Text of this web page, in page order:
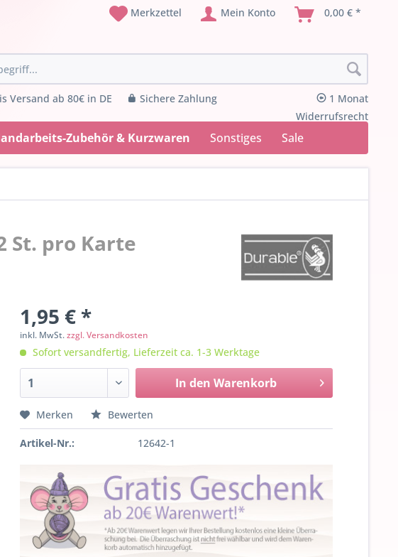
Merkzettel Mein Konto 0,00 € *
Versand ab 80€ in DE Sichere Zahlung
1 Monat
Widerrufsrecht
Zubehör & Kurzwaren Sonstiges Sale
St. pro Karte
1,95 € *
inkl. MwSt.zzgl. Versandkosten
Sofort versandfertig, Lieferzeit ca. 1-3 Werktage
In den Warenkorb
Merken Bewerten
Artikel-Nr.: 12642-1